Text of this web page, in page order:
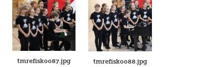
tmrefisk0087.jpg tmrefisk0088.jpg